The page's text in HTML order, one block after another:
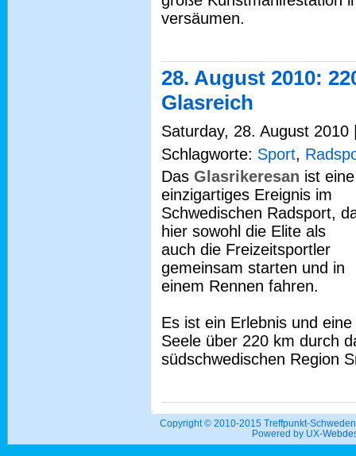
versäumen.
28. August 2010:
Glasreich
Saturday, 28. August
Schlagworte: Sport,
Das Glasrikeresan ist eine
einzigartiges Ereignis im
Schwedischen Radsport,
hier sowohl die Elite als
auch die Freizeitsportler
gemeinsam starten und in
einem Rennen fahren.
Es ist ein Erlebnis und
Seele über 220 km durch
südschwedischen Region
Copyright © 2010-2015 Treffpunkt-
Powered by UX-